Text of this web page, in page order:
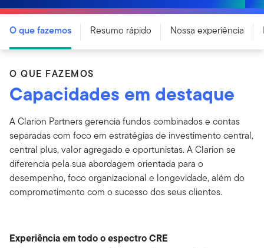
O que fazemos Resumo rápido Nossa experiência
O QUE FAZEMOS
Capacidades em destaque
A Clarion Partners gerencia fundos combinados e contas
separadas com foco em estratégias de investimento central,
central plus, valor agregado e oportunistas. A Clarion se
diferencia pela sua abordagem orientada para o
desempenho, foco organizacional e longevidade, além do
comprometimento com o sucesso dos seus clientes.
Experiência em todo o espectro CRE